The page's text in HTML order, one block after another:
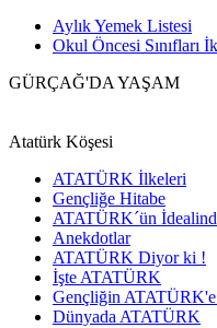
Aylık Yemek Listesi
Okul Öncesi Sınıfları
GÜRÇAĞ'DA YAŞAM
Sosyal, kültürel ve
Atatürk Köşesi
ATATÜRK İlkeleri
Gençliğe Hitabe
ATATÜRK´ün
Anekdotlar
ATATÜRK Diyor ki !
İşte ATATÜRK
Gençliğin ATATÜRK'e
Dünyada ATATÜRK